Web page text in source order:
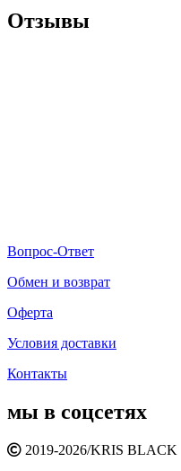
Отзывы
Вопрос-Ответ
Обмен и возврат
Оферта
Условия доставки
Контакты
мы в соцсетях
2019-2026/KRIS BLACK